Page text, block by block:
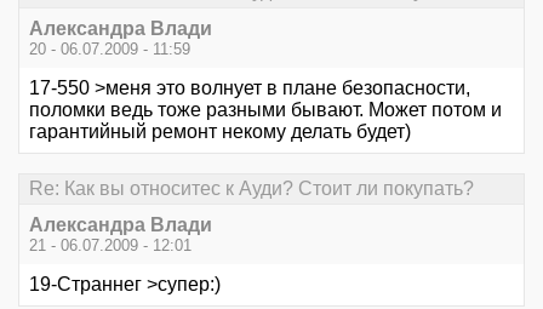
Александра Влади
20 - 06.07.2009 - 11:59
17-550 >меня это волнует в плане безопасности,
поломки ведь тоже разными бывают. Может потом и
гарантийный ремонт некому делать будет)
Re: Как вы относитес к Ауди? Стоит ли покупать?
Александра Влади
21 - 06.07.2009 - 12:01
19-Страннег >супер:)